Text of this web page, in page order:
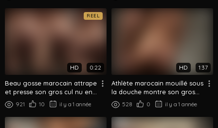
REEL
HD 0:22
Beau gosse marocain attrape
et presse son gros cul nu en
gros plan
921 10 il y a 1 année
HD 1:37
Athlète marocain mouillé sous
la douche montre son gros
cul rond
528 0 il y a 1 année